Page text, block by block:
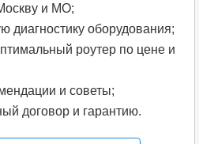
и МО;
диагностику оборудования;
роутер по цене и
и советы;
договор и гарантию.